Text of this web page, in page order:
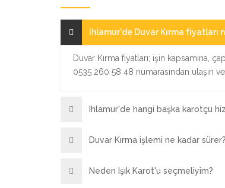
Ihlamur'de Duvar Kırma fiyatları
Duvar Kırma fiyatları; işin kapsamına,
0535 260 58 48 numarasından ulaşın
Ihlamur'de hangi başka karotçu
Duvar Kırma işlemi ne kadar sürer?
Neden Işık Karot'u seçmeliyim?